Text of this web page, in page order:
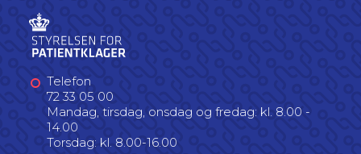
Telefon
72 33 05 00
Mandag, tirsdag, onsdag og fredag: kl. 8.00 -
14.00
Torsdag: kl. 8.00-16.00